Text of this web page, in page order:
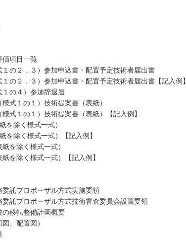
価項目一覧
１の２．３）参加申込書・配置予定技術者届出書
１の２．３）参加申込書・配置予定技術者届出書【記入例】
１の４）参加辞退届
式１の１）技術提案書（表紙）
様式１の１）技術提案書（表紙）【記入例】
を除く様式一式）
を除く様式一式）【記入例】
を除く様式一式）
を除く様式一式）【記入例】
委託プロポーザル方式実施要領
委託プロポーザル方式技術審査委員会設置要領
の移転整備計画概要
、配置図）